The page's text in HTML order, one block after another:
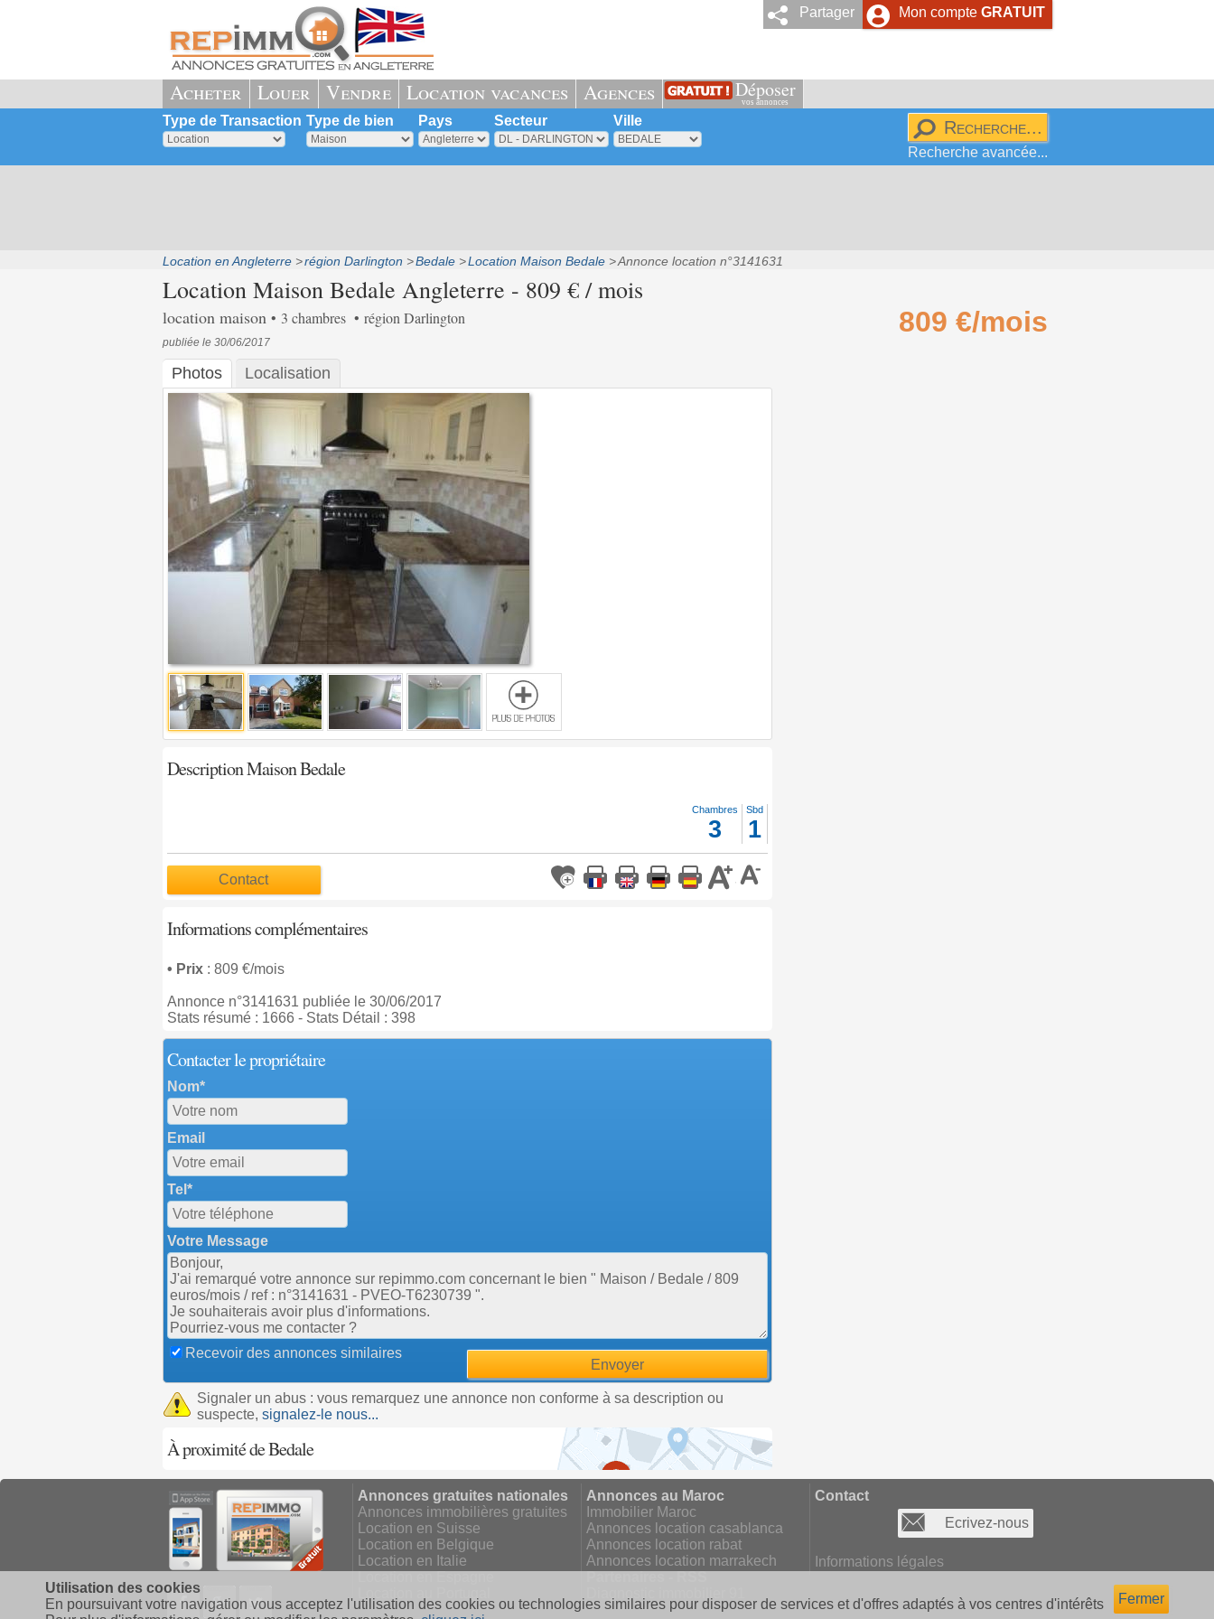
Mon compte GRATUIT
Partager
Acheter Louer Vendre Location vacances Agences Déposer
vos annonces
Type de Transaction Type de bien Pays Secteur Ville
Recherche avancée...
Location en Angleterre région Darlington Bedale Location Maison Bedale Annonce location n°3141631
Location Maison Bedale Angleterre - 809 € / mois
location maison 3 chambres région Darlington 809 €/mois
publiée le 30/06/2017
Photos Localisation
Description Maison Bedale
Chambres
3
Sbd
1
Contact
Informations complémentaires
• Prix : 809 €/mois
Annonce n°3141631 publiée le 30/06/2017
Stats résumé : 1666 - Stats Détail : 398
Contacter le propriétaire
Nom*
Email
Tel*
Votre Message
Recevoir des annonces similaires
Signaler un abus : vous remarquez une annonce non conforme à sa description ou
suspecte, signalez-le nous...
À proximité de Bedale
Facebook
Annonces gratuites nationales
Annonces immobilières gratuites
Location en Suisse
Location en Belgique
Location en Italie
Annonces au Maroc
Immobilier Maroc
Annonces location casablanca
Annonces location rabat
Annonces location marrakech
Contact
Ecrivez-nous
Informations légales
Fermer
Utilisation des cookies
En poursuivant votre navigation vous acceptez l'utilisation des cookies ou technologies similaires pour disposer de services et d'offres adaptés à vos centres d'intérêts